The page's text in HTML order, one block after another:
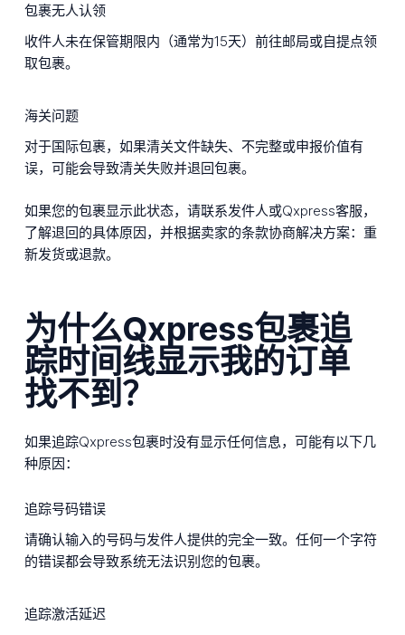
包裹无人认领
收件人未在保管期限内（通常为15天）前往邮局或自提点领
取包裹。
海关问题
对于国际包裹，如果清关文件缺失、不完整或申报价值有
误，可能会导致清关失败并退回包裹。
如果您的包裹显示此状态，请联系发件人或Qxpress客服，
了解退回的具体原因，并根据卖家的条款协商解决方案：重
新发货或退款。
为什么Qxpress包裹追
踪时间线显示我的订单
找不到？
如果追踪Qxpress包裹时没有显示任何信息，可能有以下几
种原因：
追踪号码错误
请确认输入的号码与发件人提供的完全一致。任何一个字符
的错误都会导致系统无法识别您的包裹。
追踪激活延迟